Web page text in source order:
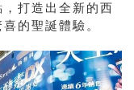
打造出全新的西
的聖誕體驗。